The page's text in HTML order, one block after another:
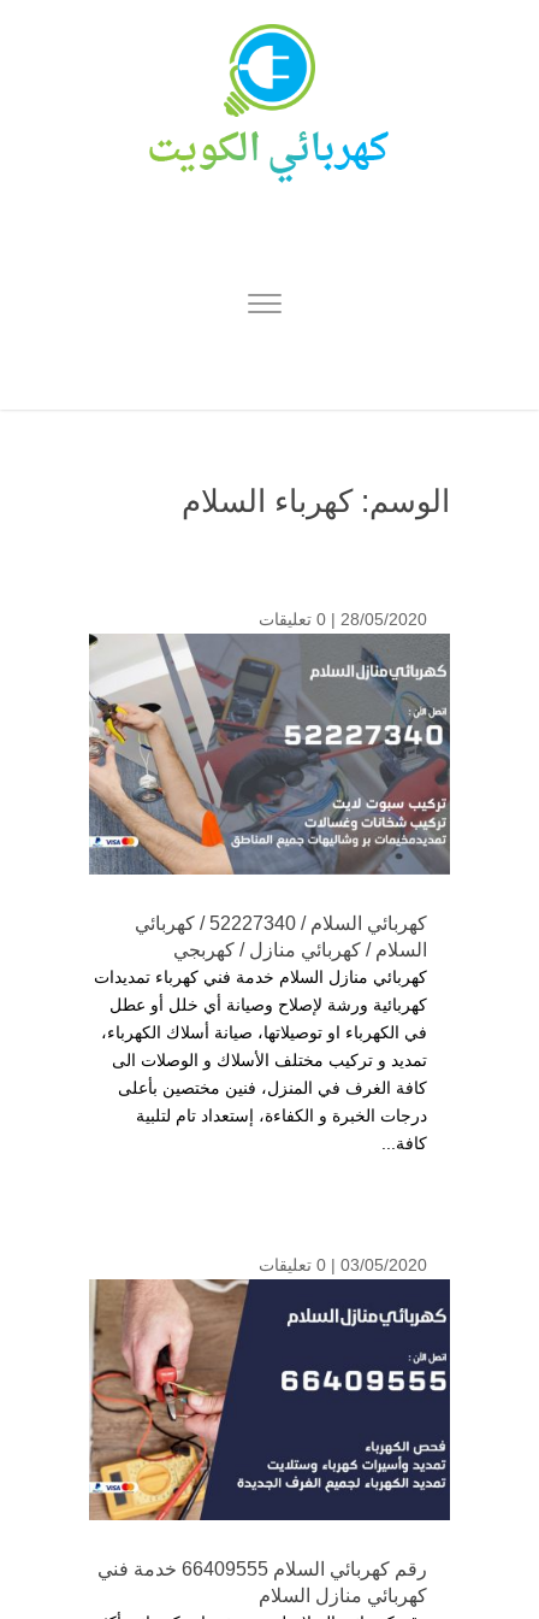
الوسم:كهرباء السلام
28/05/2020 | 0 تعليقات
كهربائي السلام / 52227340 / كهربائي
السلام / كهربائي منازل / كهربجي
كهربائي منازل السلام خدمة فني كهرباء تمديدات
كهربائية ورشة لإصلاح وصيانة أي خلل أو عطل
في الكهرباء او توصيلاتها، صيانة أسلاك الكهرباء،
تمديد و تركيب مختلف الأسلاك و الوصلات الى
كافة الغرف في المنزل، فنين مختصين بأعلى
درجات الخبرة و الكفاءة، إستعداد تام لتلبية
كافة...
03/05/2020 | 0 تعليقات
رقم كهربائي السلام 66409555 خدمة فني
كهربائي منازل السلام